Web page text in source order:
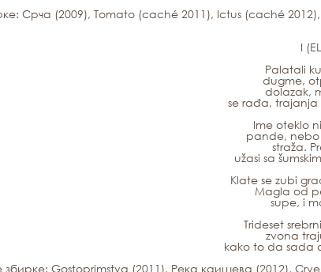
Срча (2009), Tomato(caché 2011), Ictus(caché 2012),
I
Palatali
dugme,
dolazak,
se rađa,
Ime oteklo
pande,
straža.
užasi sa
Klate se zubi
Magla od
supe, i
Trideset
zvona
kako to da sada
збирке: Gostoprimstva (2011), Река каишева (2012),